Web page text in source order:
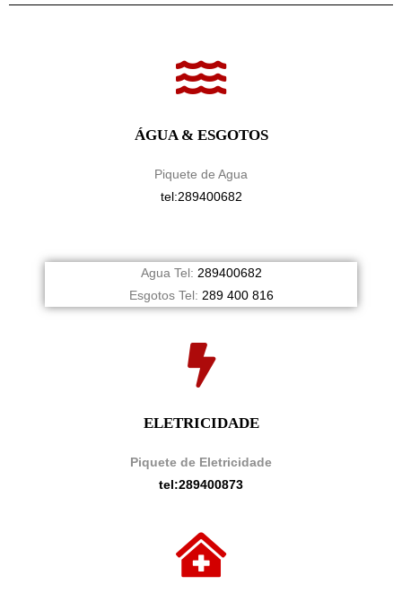
ÁGUA & ESGOTOS
Piquete de Agua
tel:289400682
Agua Tel: 289400682
Esgotos Tel: 289 400 816
ELETRICIDADE
Piquete de Eletricidade
tel:289400873